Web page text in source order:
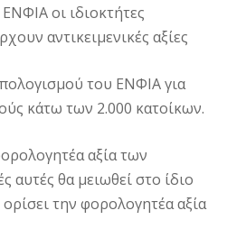
οι ιδιοκτήτες
αντικειμενικές αξίες
του ΕΝΦΙΑ για
κάτω των 2.000 κατοίκων.
αξία των
αυτές θα μειωθεί στο ίδιο
την φορολογητέα αξία